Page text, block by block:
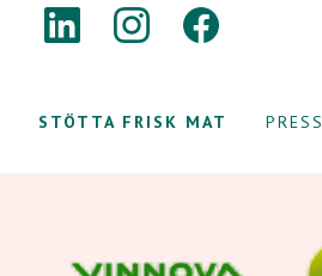
LINKEDININSTAGRAM
STÖTTA FRISK MAT PRESS